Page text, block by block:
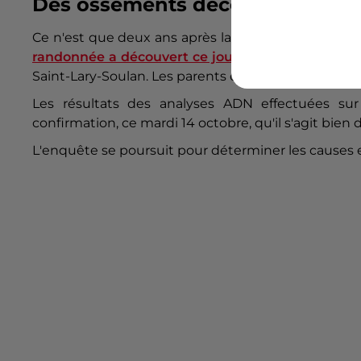
Ce n'est que deux ans après la disparition,
randonnée a découvert ce jour-là un sac à dos
Saint-Lary-Soulan. Les parents de Mattéo ont
Les résultats des analyses ADN effectuées
confirmation, ce mardi 14 octobre, qu'il s'agit bien
L'enquête se poursuit pour déterminer les